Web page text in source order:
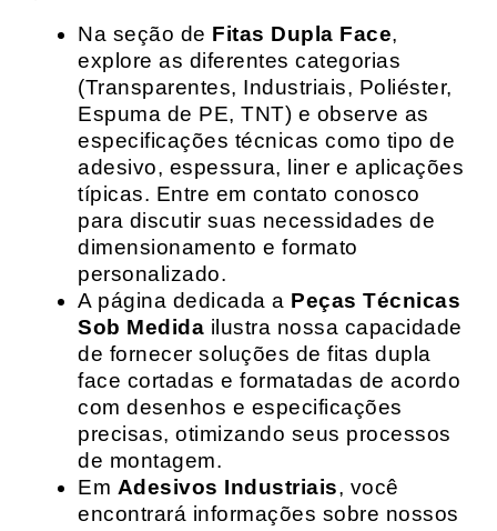
Na seção de Fitas Dupla Face,
explore as diferentes categorias
(Transparentes, Industriais, Poliéster,
Espuma de PE, TNT) e observe as
especificações técnicas como tipo de
adesivo, espessura, liner e aplicações
típicas. Entre em contato conosco
para discutir suas necessidades de
dimensionamento e formato
personalizado.
A página dedicada a Peças Técnicas
Sob Medida ilustra nossa capacidade
de fornecer soluções de fitas dupla
face cortadas e formatadas de acordo
com desenhos e especificações
precisas, otimizando seus processos
de montagem.
Em Adesivos Industriais, você
encontrará informações sobre nossos